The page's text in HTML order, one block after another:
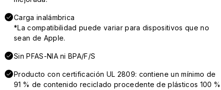
Carga inalámbrica
*La compatibilidad puede variar para dispositivos que no
sean de Apple.
Sin PFAS-NIA ni BPA/F/S
Producto con certificación UL 2809: contiene un mínimo de
91 % de contenido reciclado procedente de plásticos 100 %